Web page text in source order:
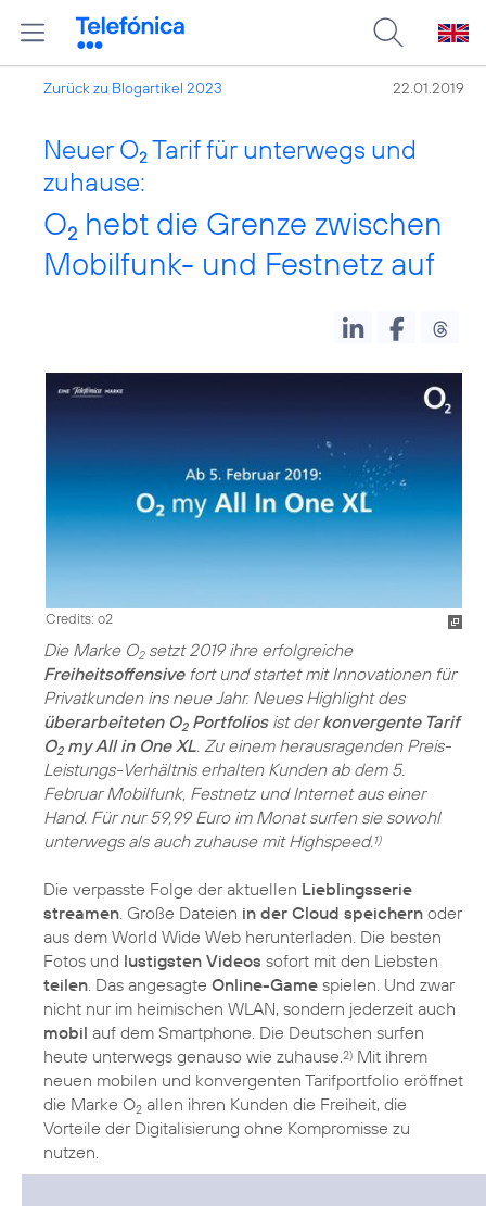
Zurück zu Blogartikel 2023 22.01.2019
Neuer O2 Tarif für unterwegs und
zuhause:
O2 hebt die Grenze zwischen
Mobilfunk- und Festnetz auf
Credits: o2
Die Marke O2setzt 2019 ihre erfolgreiche
Freiheitsoffensivefort und startet mit Innovationen für
Privatkunden ins neue Jahr. Neues Highlight des
überarbeiteten O2Portfoliosist derkonvergente Tarif
O2my All in One XL . Zu einem herausragenden Preis-
Leistungs-Verhältnis erhalten Kunden ab dem 5.
Februar Mobilfunk, Festnetz und Internet aus einer
Hand. Für nur 59,99 Euro im Monat surfen sie sowohl
unterwegs als auch zuhause mit Highspeed. 1)
Die verpasste Folge der aktuellen Lieblingsserie
streamen . Große Dateien in der Cloud speichern oder
aus dem World Wide Web herunterladen. Die besten
Fotos und lustigsten Videos sofort mit den Liebsten
teilen . Das angesagte Online-Game spielen. Und zwar
nicht nur im heimischen WLAN, sondern jederzeit auch
mobil auf dem Smartphone. Die Deutschen surfen
heute unterwegs genauso wie zuhause. 2) Mit ihrem
neuen mobilen und konvergenten Tarifportfolio eröffnet
die Marke O2 allen ihren Kunden die Freiheit, die
Vorteile der Digitalisierung ohne Kompromisse zu
nutzen.